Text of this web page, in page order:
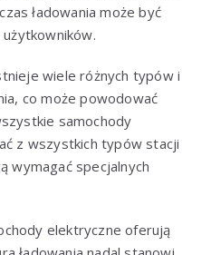
ładowania może być
wiele różnych typów i
co może powodować
samochody
z wszystkich typów stacji
wymagać specjalnych
elektryczne oferują